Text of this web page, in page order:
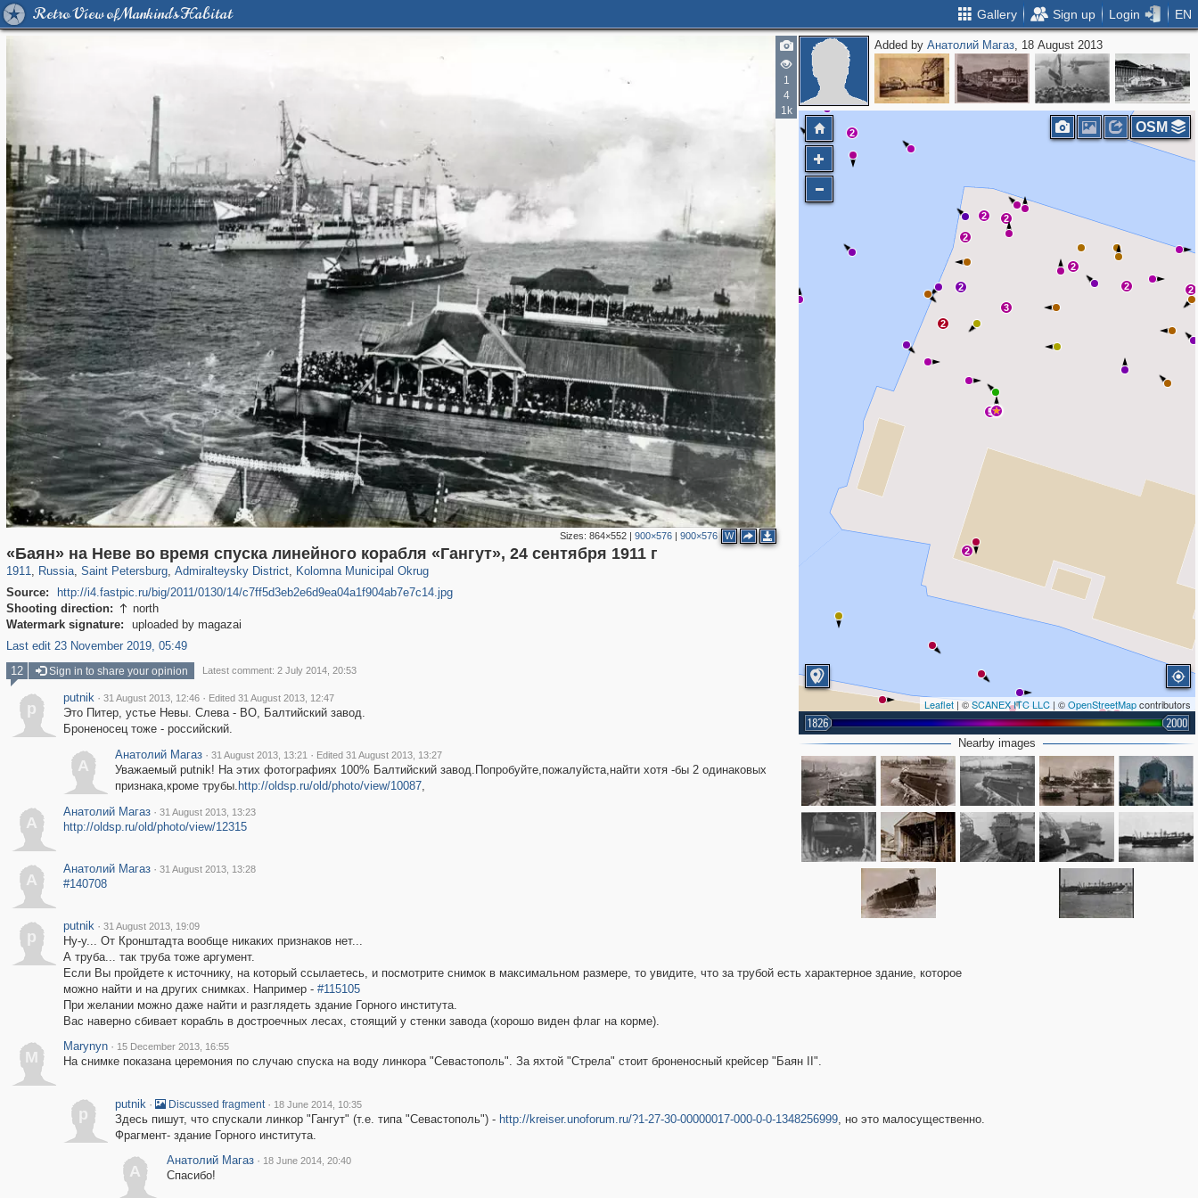
Retro View of Mankind's Habitat Gallery Sign up Login EN
1
4
1k
Sizes: 864×552| 900×576| 900×576 W
«Баян» на Неве во время спуска линейного корабля «Гангут», 24 сентября 1911 г
1911, Russia
1,406,839 29,243
, Saint Petersburg
197,175 5,709
, Admiralteysky District
24,063 1,032
, Kolomna Municipal Okrug
2,442 138
Source:
http://i4.fastpic.ru/big/2011/0130/14/c7ff5d3eb2e6d9ea04a1f904ab7e7c14.jpg
Shooting direction:  north
Watermark signature:
uploaded by magazai
Last edit 23 November 2019, 05:49
Added byАнатолий Магаз, 18 August 2013
2
5
3
2
2
2
2
2
2 2
2
2
Leaflet| ©SCANEX ITC LLC | ©OpenStreetMapcontributors
1826 2000
OSM
Nearby images
12 Sign in to share your opinion Latest comment: 2 July 2014, 20:53
p
putnik · 31 August 2013, 12:46 · Edited 31 August 2013, 12:47
Это Питер, устье Невы. Слева - ВО, Балтийский завод.
Броненосец тоже - российский.
А
Анатолий Магаз · 31 August 2013, 13:21 · Edited 31 August 2013, 13:27
Уважаемый putnik! На этих фотографиях 100% Балтийский завод.Попробуйте,пожалуйста,найти хотя -бы 2 одинаковых
признака,кроме трубы. http://oldsp.ru/old/photo/view/10087,
А
Анатолий Магаз · 31 August 2013, 13:23
http://oldsp.ru/old/photo/view/12315
А
Анатолий Магаз · 31 August 2013, 13:28
#140708
p
putnik · 31 August 2013, 19:09
Ну-у... От Кронштадта вообще никаких признаков нет...
А труба... так труба тоже аргумент.
Если Вы пройдете к источнику, на который ссылаетесь, и посмотрите снимок в максимальном размере, то увидите, что за трубой есть характерное здание, которое
можно найти и на других снимках. Например - #115105
При желании можно даже найти и разглядеть здание Горного института.
Вас наверно сбивает корабль в достроечных лесах, стоящий у стенки завода (хорошо виден флаг на корме).
M
Marynyn · 15 December 2013, 16:55
На снимке показана церемония по случаю спуска на воду линкора "Севастополь". За яхтой "Стрела" стоит броненосный крейсер "Баян II".
p
putnik · Discussed fragment · 18 June 2014, 10:35
Здесь пишут, что спускали линкор "Гангут" (т.е. типа "Севастополь") - http://kreiser.unoforum.ru/?1-27-30-00000017-000-0-0-1348256999, но это малосущественно.
Фрагмент- здание Горного института.
А
Анатолий Магаз · 18 June 2014, 20:40
Спасибо!